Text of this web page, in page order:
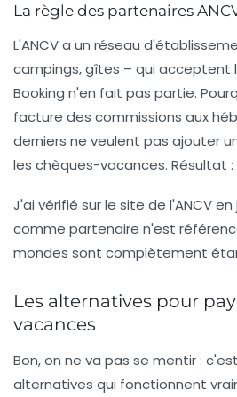
La règle des partenaires
L'ANCV a un réseau
campings, gîtes – qui acceptent
Booking n'en fait pas partie.
facture des commissions aux
derniers ne veulent pas ajouter
les chèques-vacances. Résultat
J'ai vérifié sur le site de l'ANCV
comme partenaire n'est
mondes sont complètement
Les alternatives pour
vacances
Bon, on ne va pas se mentir :
alternatives qui fonctionnent